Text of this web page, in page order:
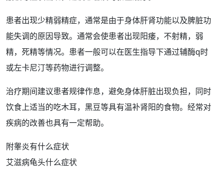
患者出现少精弱精症，通常是由于身体肝肾功能以及脾脏功
能失调的原因导致。通常会使患者出现阳痿，不射精，弱
精， 死精等情况。患者一般可以在医生指导下通过辅酶q时
或左卡尼汀等药物进行调整。
治疗期间建议患者规律作息，避免身体肝脏出现负担，同时
饮食上适当的吃木耳，黑豆等具有温补肾阳的食物。 经常对
疾病的改善也具有一定帮助。
附睾炎有什么症状
艾滋病龟头什么症状